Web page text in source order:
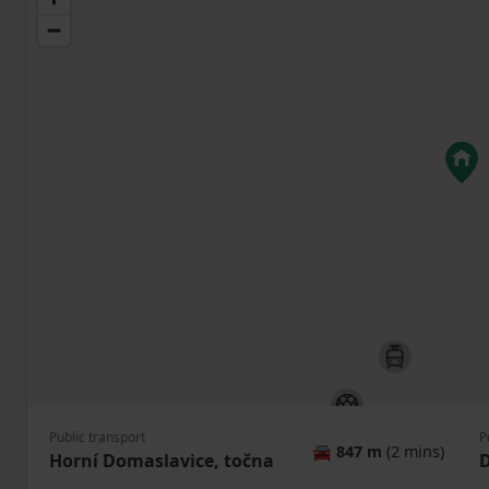
Public transport
Horní Domaslavice, točna 🚘 847 m (2 mins)